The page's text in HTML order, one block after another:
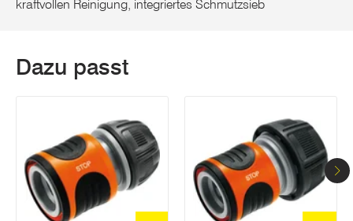
kraftvollen Reinigung, integriertes Schmutzsieb
Dazu passt